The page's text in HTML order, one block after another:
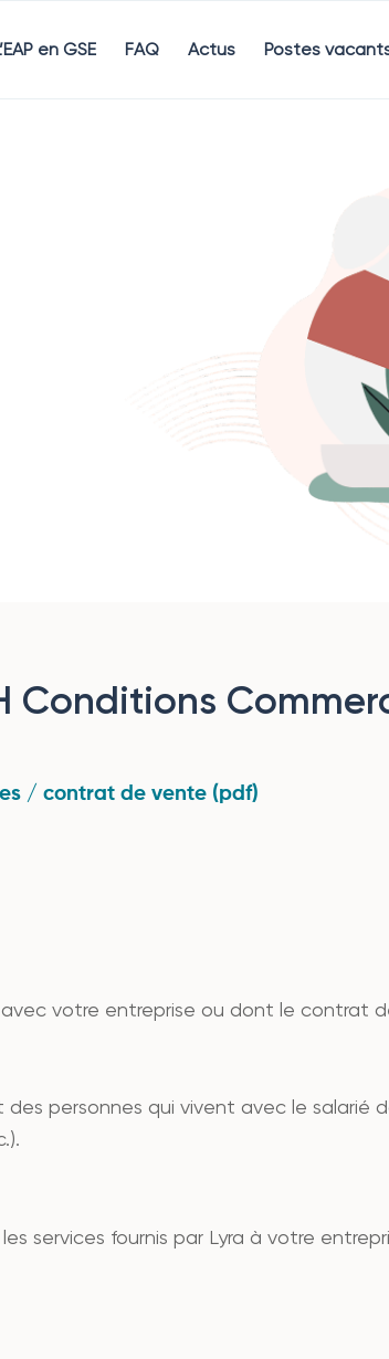
en GSE FAQ Actus Postes
Conditions
/ contrat de vente (pdf)
votre entreprise ou dont le contrat
personnes qui vivent avec le salarié
services fournis par Lyra à votre